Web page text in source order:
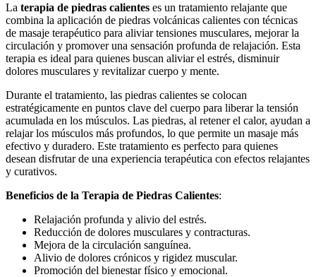
La terapia de piedras calientes es un tratamiento relajante que
combina la aplicación de piedras volcánicas calientes con técnicas
de masaje terapéutico para aliviar tensiones musculares, mejorar la
circulación y promover una sensación profunda de relajación. Esta
terapia es ideal para quienes buscan aliviar el estrés, disminuir
dolores musculares y revitalizar cuerpo y mente.
Durante el tratamiento, las piedras calientes se colocan
estratégicamente en puntos clave del cuerpo para liberar la tensión
acumulada en los músculos. Las piedras, al retener el calor, ayudan a
relajar los músculos más profundos, lo que permite un masaje más
efectivo y duradero. Este tratamiento es perfecto para quienes
desean disfrutar de una experiencia terapéutica con efectos relajantes
y curativos.
Beneficios de la Terapia de Piedras Calientes:
Relajación profunda y alivio del estrés.
Reducción de dolores musculares y contracturas.
Mejora de la circulación sanguínea.
Alivio de dolores crónicos y rigidez muscular.
Promoción del bienestar físico y emocional.